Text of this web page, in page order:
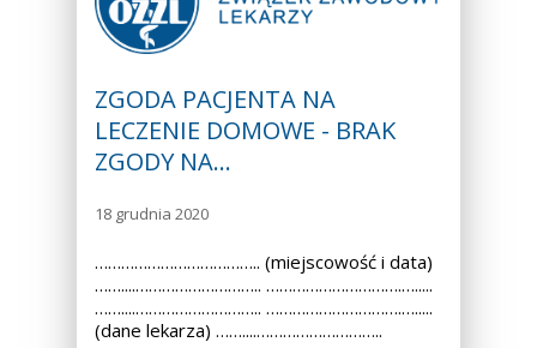
ZGODA PACJENTA NA
LECZENIE DOMOWE - BRAK
ZGODY NA…
18 grudnia 2020
……………………………….. (miejscowość i data)
……....……………………….. ………………………….….....
……....……………………….. ………………………….….....
(dane lekarza) ……....………………………..